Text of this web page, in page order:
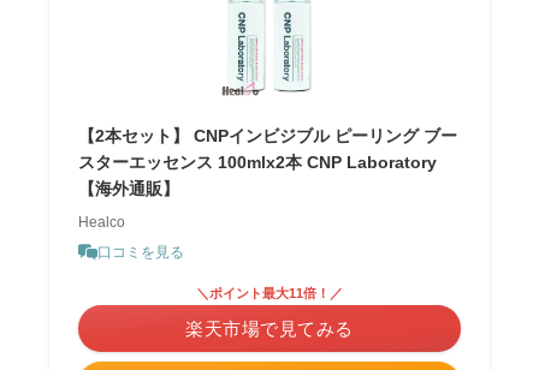
【2本セット】 CNPインビジブル ピーリング ブー
スターエッセンス 100mlx2本 CNP Laboratory
【海外通販】
Healco
口コミを見る
＼ポイント最大11倍！／
楽天市場で見てみる